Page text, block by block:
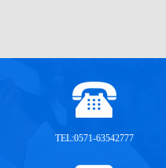
TEL:0571-63542777